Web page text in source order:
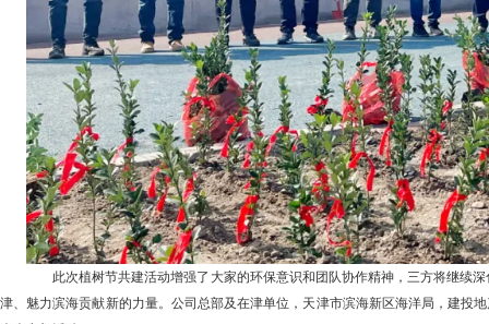
此次植树节共建活动增强了大家的环保意识和团队协作精神，三方将继续
津、魅力滨海贡献新的力量。公司总部及在津单位，天津市滨海新区海洋局，建投